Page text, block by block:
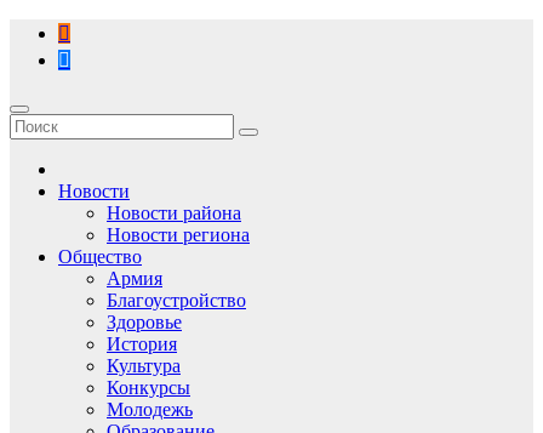
Перейти
содержимому
Новости
Новости района
Новости региона
Общество
Армия
Благоустройство
Здоровье
История
Культура
Конкурсы
Молодежь